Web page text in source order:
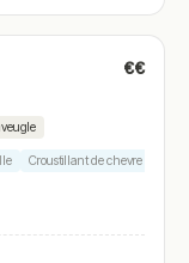
€€
Croustillant de chevre